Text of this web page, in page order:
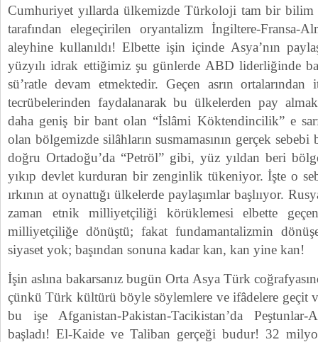
Cumhuriyet yıllarda ülkemizde Türkoloji tam bir bilim
tarafından elegeçirilen oryantalizm İngiltere-Fransa-
aleyhine kullanıldı! Elbette işin içinde Asya’nın
yüzyılı idrak ettiğimiz şu günlerde ABD liderliğinde
sü’ratle devam etmektedir. Geçen asrın
tecrübelerinden faydalanarak bu ülkelerden pay
daha geniş bir bant olan “İslâmi Köktendincilik” e
olan bölgemizde silâhların susmamasının gerçek sebebi
doğru Ortadoğu’da “Petröl” gibi, yüz yıldan beri
yıkıp devlet kurduran bir zenginlik tükeniyor. İşte o
ırkının at oynattığı ülkelerde paylaşımlar başlııyor.
zaman etnik milliyetçiliği körüklemesi elbette
milliyetçiliğe dönüştü; fakat fundamantalizmin
siyaset yok; başından sonuna kadar kan, kan yine kan!
İşin aslına bakarsanız bugün Orta Asya Türk
çünkü Türk kültürü böyle söylemlere ve ifâdelere geçit
bu işe Afganistan-Pakistan-Tacikistan’da
başladı! El-Kaide ve Taliban gerçeği budur! 32